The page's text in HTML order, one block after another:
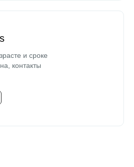
и сроке
контакты